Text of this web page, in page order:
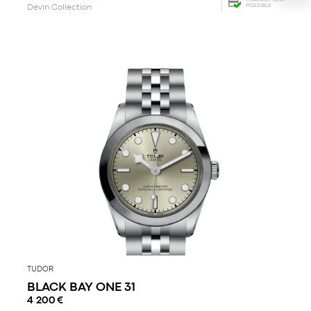
Devin Collection
POSSIBLE
TUDOR
BLACK BAY ONE 31
4 200 €